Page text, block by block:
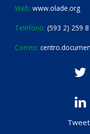
Web: www.olade.org
Teléfono: (593 2) 259
Correo: